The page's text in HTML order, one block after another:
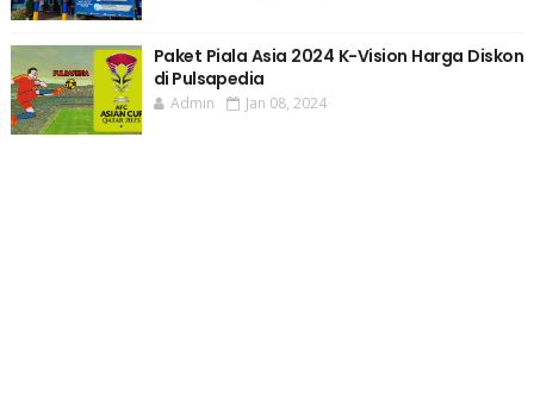
Paket Piala Asia 2024 K-Vision Harga Diskon
di Pulsapedia
Admin Jan 08, 2024